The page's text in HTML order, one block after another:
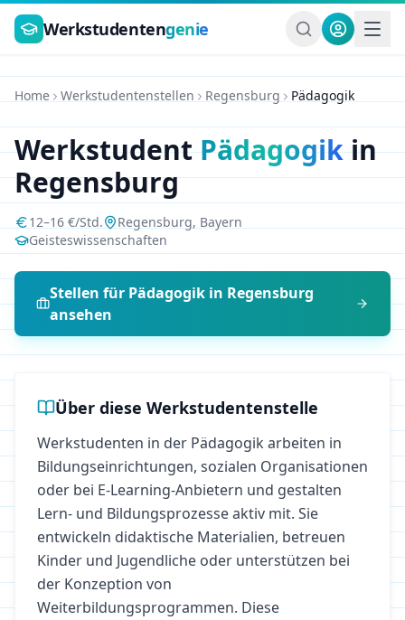
Zum Hauptinhalt springen
Werkstudentengenie
Home Werkstudentenstellen Regensburg Pädagogik
WerkstudentPädagogikin
Regensburg
12–16 €/Std. Regensburg, Bayern
Geisteswissenschaften
Stellen für Pädagogikin Regensburg
ansehen
Über diese Werkstudentenstelle
Werkstudenten in der Pädagogik arbeiten in
Bildungseinrichtungen, sozialen Organisationen
oder bei E-Learning-Anbietern und gestalten
Lern- und Bildungsprozesse aktiv mit. Sie
entwickeln didaktische Materialien, betreuen
Kinder und Jugendliche oder unterstützen bei
der Konzeption von
Weiterbildungsprogrammen. Diese